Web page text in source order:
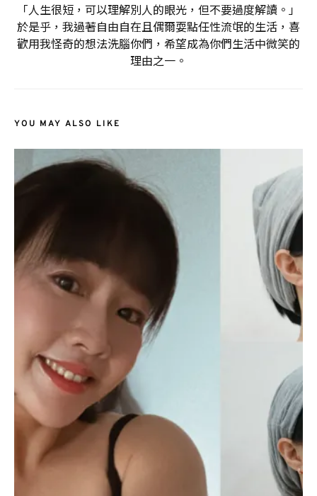
「人生很短，可以理解別人的眼光，但不要過度解讀。」
於是乎，我過著自由自在且偶爾耍點任性流氓的生活，喜
歡用我怪奇的想法洗腦你們，希望成為你們生活中微笑的
理由之一。
YOU MAY ALSO LIKE